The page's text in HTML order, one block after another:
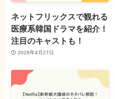
ネットフリックスで観れる
医療系韓国ドラマを紹介！
注目のキャストも！
2026年4月27日